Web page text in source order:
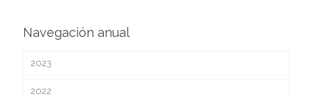
Navegación anual
2023
2022